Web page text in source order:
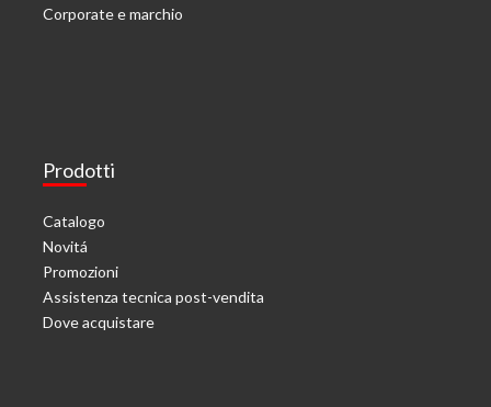
Corporate e marchio
Prodotti
Catalogo
Novitá
Promozioni
Assistenza tecnica post-vendita
Dove acquistare